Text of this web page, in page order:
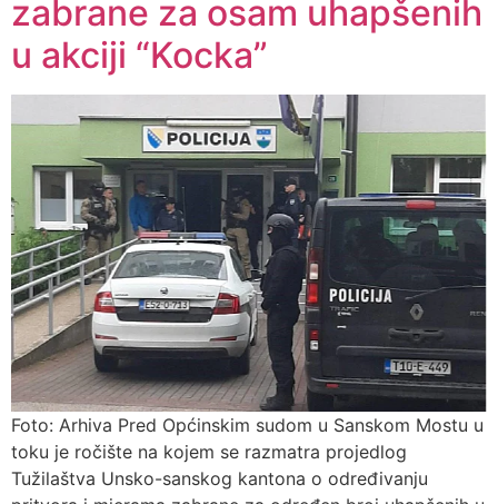
zabrane za osam uhapšenih
u akciji “Kocka”
Foto: Arhiva Pred Općinskim sudom u Sanskom Mostu u
toku je ročište na kojem se razmatra projedlog
Tužilaštva Unsko-sanskog kantona o određivanju